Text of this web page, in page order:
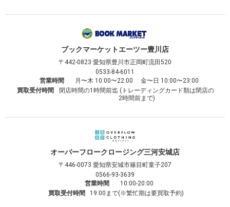
ブックマーケットエーツー豊川店
〒442-0823 愛知県豊川市正岡町流田520
0533-84-6011
営業時間
月〜木 10:00〜22:00 金〜日 10:00〜23:00
買取受付時間
閉店時間の1時間前迄 (トレーディングカード類は閉店の
2時間前まで)
オーバーフロークロージング三河安城店
〒446-0073 愛知県安城市篠目町童子207
0566-93-3639
営業時間
10:00-20:00
買取受付時間
19:00まで(※繁忙期は要買取予約)